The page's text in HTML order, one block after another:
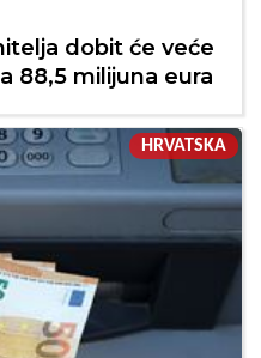
dobit će veće
88,5 milijuna eura
HRVATSKA